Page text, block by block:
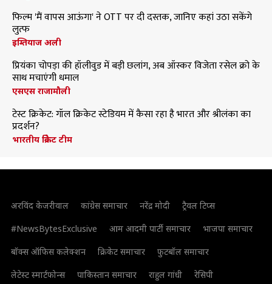
फिल्म 'मैं वापस आऊंगा' ने OTT पर दी दस्तक, जानिए कहां उठा सकेंगे
लुत्फ
इम्तियाज अली
प्रियंका चोपड़ा की हॉलीवुड में बड़ी छलांग, अब ऑस्कर विजेता रसेल क्रो के
साथ मचाएंगी धमाल
एसएस राजामौली
टेस्ट क्रिकेट: गॉल क्रिकेट स्टेडियम में कैसा रहा है भारत और श्रीलंका का
प्रदर्शन?
भारतीय क्रिकेट टीम
अरविंद केजरीवाल कांग्रेस समाचार नरेंद्र मोदी
ट्रैवल टिप्स
#NewsBytesExclusive
आम आदमी पार्टी समाचार
भाजपा समाचार
बॉक्स ऑफिस कलेक्शन
क्रिकेट समाचार
फुटबॉल समाचार
लेटेस्ट स्मार्टफोन्स
पाकिस्तान समाचार राहुल गांधी रेसिपी